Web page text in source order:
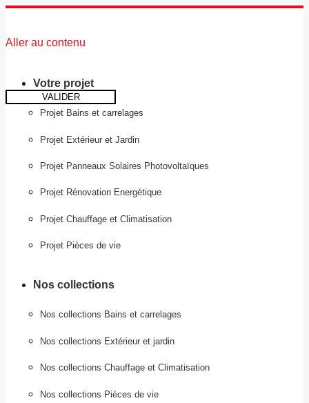
Aller au contenu
Votre projet
Projet Bains et carrelages
Projet Extérieur et Jardin
Projet Panneaux Solaires Photovoltaïques
Projet Rénovation Energétique
Projet Chauffage et Climatisation
Projet Pièces de vie
Nos collections
Nos collections Bains et carrelages
Nos collections Extérieur et jardin
Nos collections Chauffage et Climatisation
Nos collections Pièces de vie
VALIDER